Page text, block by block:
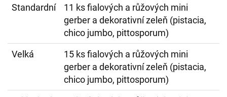
Standardní
11 ks fialových a růžových mini
gerber a dekorativní zeleň (pistacia,
chico jumbo, pittosporum)
Velká
15 ks fialových a růžových mini
gerber a dekorativní zeleň (pistacia,
chico jumbo, pittosporum)